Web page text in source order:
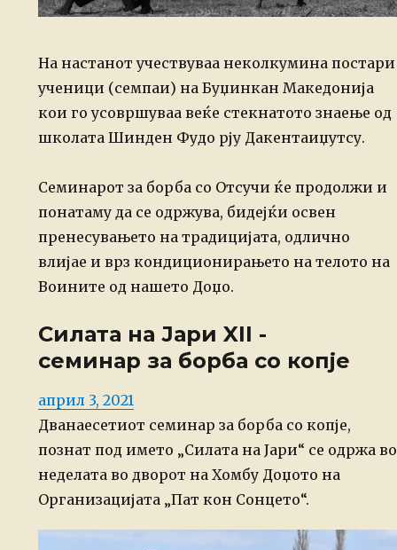
На настанот учествуваа неколкумина постари
ученици (семпаи) на Буџинкан Македонија
кои го усовршуваа веќе стекнатото знаење од
школата Шинден Фудо рју Дакентаиџутсу.
Семинарот за борба со Отсучи ќе продолжи и
понатаму да се одржува, бидејќи освен
пренесувањето на традицијата, одлично
влијае и врз кондиционирањето на телото на
Воините од нашето Доџо.
Силата на Јари XII -
семинар за борба со копје
Posted
on
април 3, 2021
Дванаесетиот семинар за борба со копје,
познат под името „Силата на Јари“ се одржа во
неделата во дворот на Хомбу Доџото на
Организацијата „Пат кон Сонцето“.